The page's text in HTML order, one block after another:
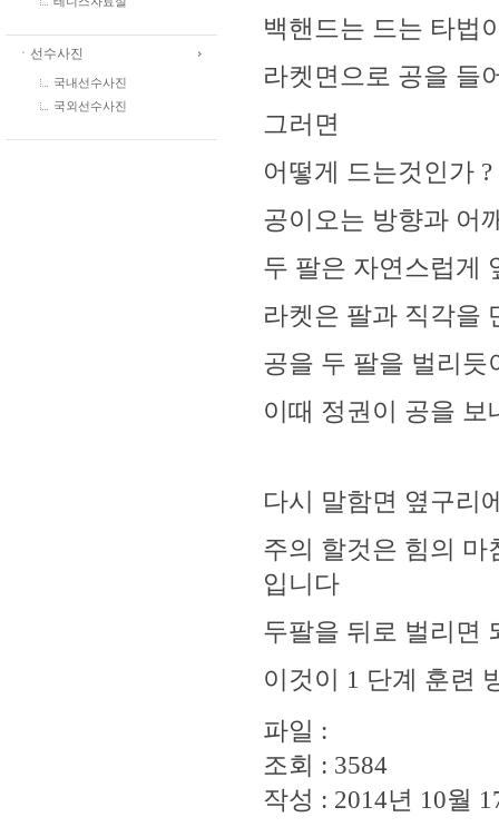
ㆍ선수사진
국내선수사진
국외선수사진
백핸드는 드는 타법
라켓면으로 공을 들
그러면
어떻게 드는것인가 ?
공이오는 방향과 어
두 팔은 자연스럽게
라켓은 팔과 직각을
공을 두 팔을 벌리듯
이때 정권이 공을
다시 말함면 옆구리
주의 할것은 힘의 마
입니다
두팔을 뒤로 벌리면
이것이 1 단계 훈련
파일 :
조회 : 3584
작성 : 2014년 10월